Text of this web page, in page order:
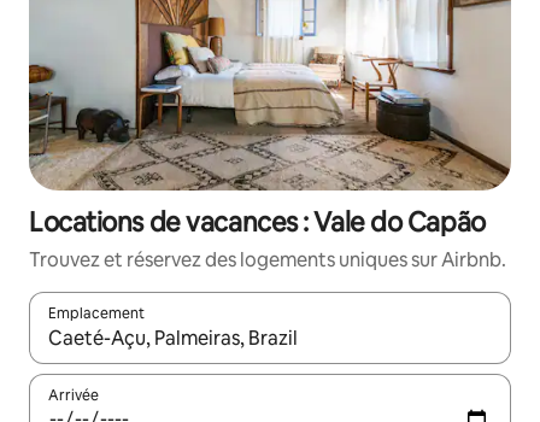
Locations de vacances : Vale do Capão
Trouvez et réservez des logements uniques sur Airbnb.
Emplacement
Quand les résultats sont affichés, parcourez-les en utilisant
Arrivée